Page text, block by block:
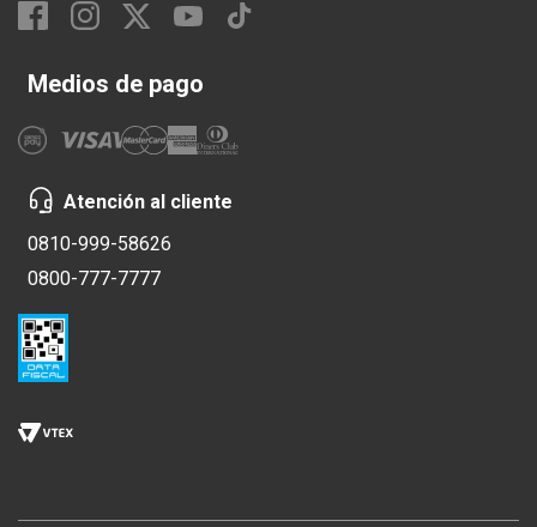
Medios de pago
Atención al cliente
0810-999-58626
0800-777-7777